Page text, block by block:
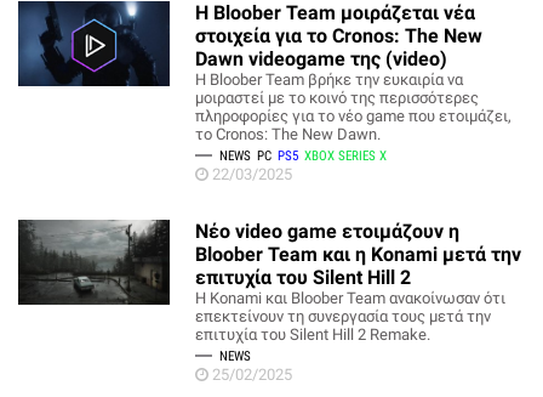
H Bloober Team μοιράζεται νέα
στοιχεία για το Cronos: The New
Dawn videogame της (video)
Η Bloober Team βρήκε την ευκαιρία να
μοιραστεί με το κοινό της περισσότερες
πληροφορίες για το νέο game που ετοιμάζει,
το Cronos: The New Dawn.
NEWS PC PS5 XBOX SERIES X
22/03/2025
Νέο video game ετοιμάζουν η
Bloober Team και η Konami μετά την
επιτυχία του Silent Hill 2
Η Konami και Bloober Team ανακοίνωσαν ότι
επεκτείνουν τη συνεργασία τους μετά την
επιτυχία του Silent Hill 2 Remake.
NEWS
25/02/2025